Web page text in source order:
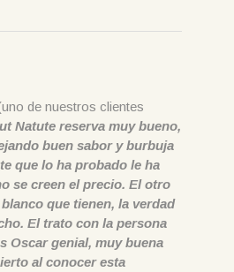
de nuestros clientes
Natute reserva muy bueno,
buen sabor y burbuja
que lo ha probado le ha
se creen el precio. El otro
que tienen, la verdad
El trato con la persona
Oscar genial, muy buena
al conocer esta